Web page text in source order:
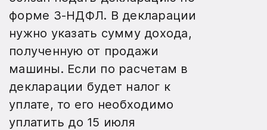
форме 3-НДФЛ. В декларации
нужно указать сумму дохода,
полученную от продажи
машины. Если по расчетам в
декларации будет налог к
уплате, то его необходимо
уплатить до 15 июля